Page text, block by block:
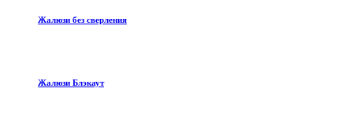
Жалюзи без сверления
Жалюзи Блэкаут